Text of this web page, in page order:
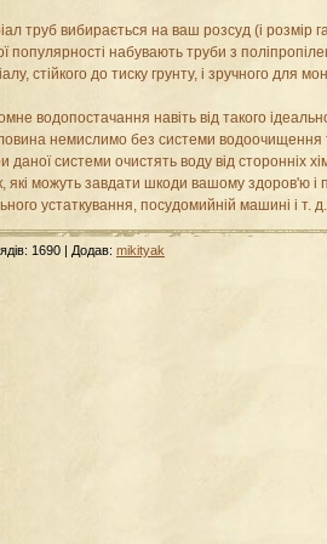
труб вибирається на ваш розсуд (і розмір
популярності набувають труби з
стійкого до тиску грунту, і зручного для
водопостачання навіть від такого
немислимо без системи водоочищення
даної системи очистять воду від сторонніх
які можуть завдати шкоди вашому здоров'ю і
устаткування, посудомийній машині і т.
: 1690 | Додав: mikityak